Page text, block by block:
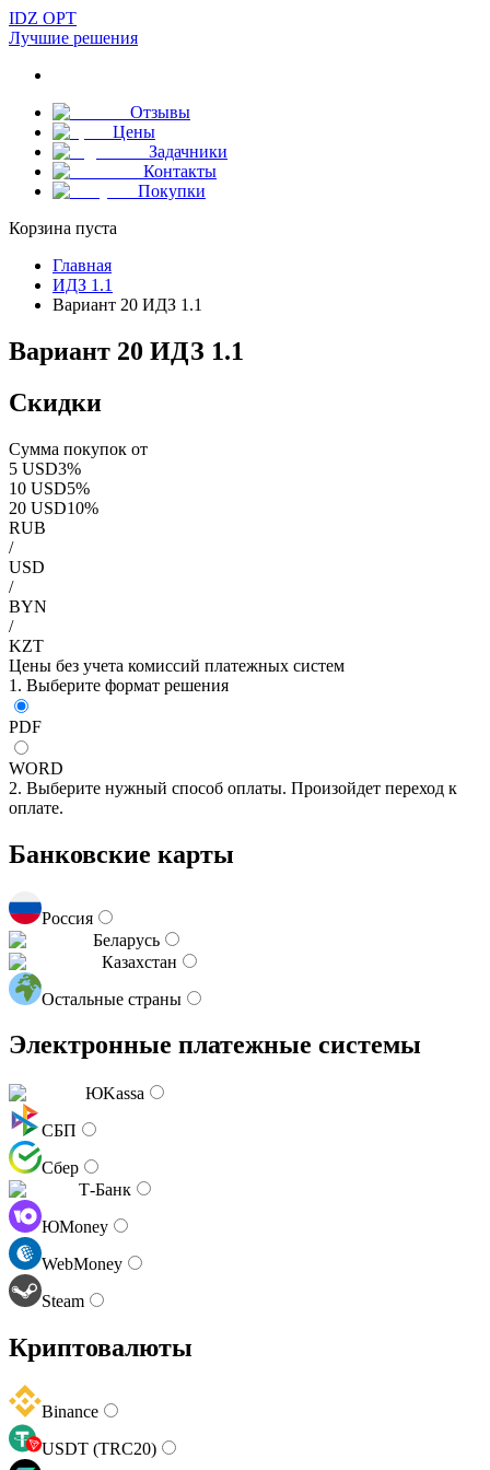
IDZ OPT
Лучшие решения
Отзывы
Цены
Задачники
Контакты
Покупки
Корзина пуста
Главная
ИДЗ 1.1
Вариант 20 ИДЗ 1.1
Вариант 20 ИДЗ 1.1
Скидки
Сумма покупок от
5 USD3%
10 USD5%
20 USD10%
RUB
/
USD
/
BYN
/
KZT
Цены без учета комиссий платежных систем
1. Выберите формат решения
PDF
WORD
2. Выберите нужный способ оплаты. Произойдет переход к
оплате.
Банковские карты
Россия
Беларусь
Казахстан
Остальные страны
Электронные платежные системы
ЮKassa
СБП
Сбер
Т-Банк
ЮMoney
WebMoney
Steam
Криптовалюты
Binance
USDT (TRC20)